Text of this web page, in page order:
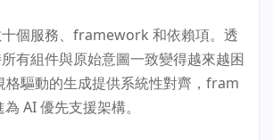
個服務、framework 和依賴項。透
有組件與原始意圖一致變得越來越困
格驅動的生成提供系統性對齊，fram
AI 優先支援架構。